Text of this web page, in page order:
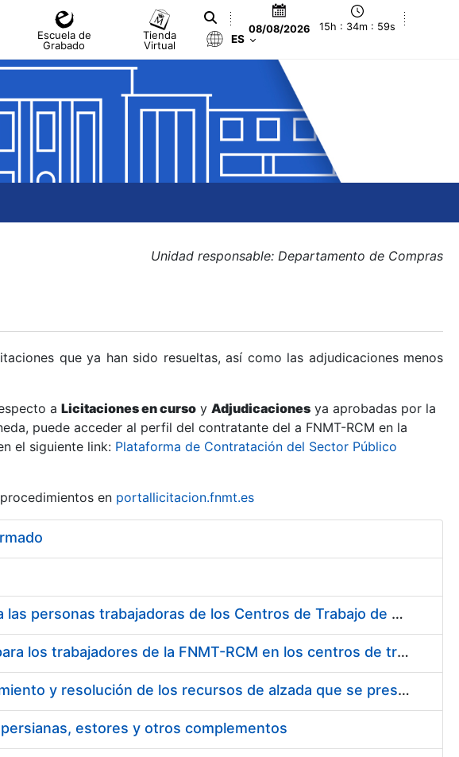
Escuela de
Grabado
Tienda
Virtual
08/08/2026 15h : 34m : 59s
ES
Unidad responsable: Departamento de Compras
que ya han sido resueltas, así como las adjudicaciones menos
a Licitaciones en curso y Adjudicaciones ya aprobadas por la
puede acceder al perfil del contratante del a FNMT-RCM en la
el siguiente link: Plataforma de Contratación del Sector Público
en portallicitacion.fnmt.es
Suministro de Protectores Auditivos a medida para las personas trabajadoras de los Centros de Trabajo de Madrid y Burgos
Suministro de gafas graduadas antiproyecciones para los trabajadores de la FNMT-RCM en los centros de trabajo de Madrid y Burgos
Servicios de una empresa externa para el asesoramiento y resolución de los recursos de alzada que se presentan relacionados con procesos de selección para la FNMT-RCM
estores y otros complementos